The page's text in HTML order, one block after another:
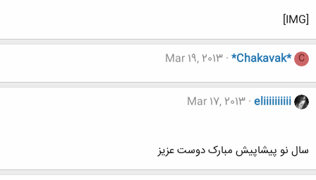
[IMG]
C
*Chakavak*
Mar 19, 2013
eliiiiiiiiii
Mar 17, 2013
سال نو پیشاپیش مبارک دوست عزیز